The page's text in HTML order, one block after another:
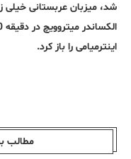
شد، میزبان عربستانی خیلی
اینترمیامی را باز کرد.
مطالب